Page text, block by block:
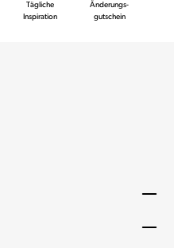
Tägliche
Inspiration
Änderungs-
gutschein